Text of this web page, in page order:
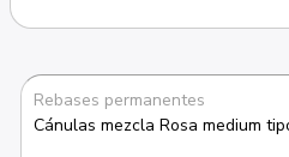
Rebases permanentes
Cánulas mezcla Rosa medium